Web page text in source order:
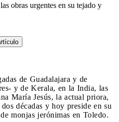
obras urgentes en su tejado y
de Guadalajara y de
y de Kerala, en la India, las
María Jesús, la actual priora,
décadas y hoy preside en su
monjas jerónimas en Toledo.